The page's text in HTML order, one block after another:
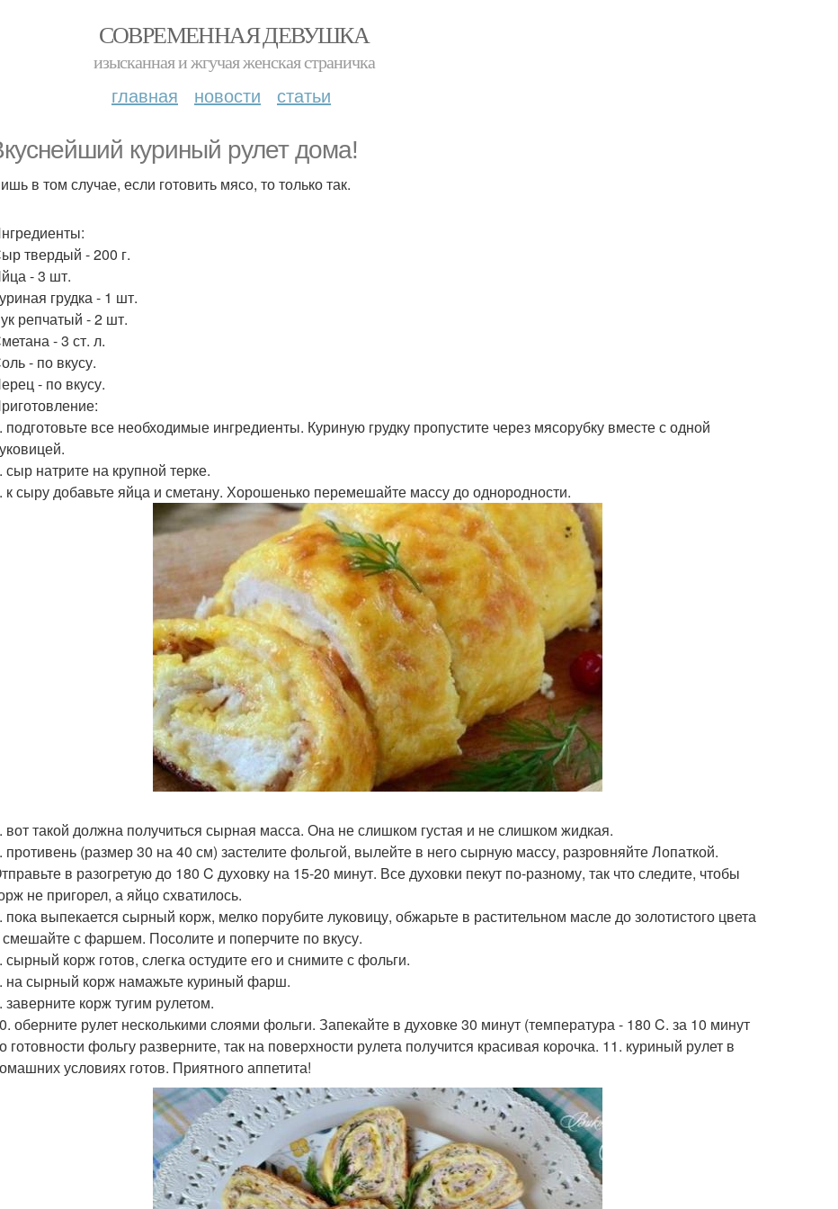
СОВРЕМЕННАЯ ДЕВУШКА
изысканная и жгучая женская страничка
главная новости статьи
куриный рулет дома!
в том случае, если готовить мясо, то только так.
твердый - 200 г.
- 3 шт.
грудка - 1 шт.
репчатый - 2 шт.
- 3 ст. л.
- по вкусу.
- по вкусу.
подготовьте все необходимые ингредиенты. Куриную грудку пропустите через мясорубку вместе с одной
сыр натрите на крупной терке.
к сыру добавьте яйца и сметану. Хорошенько перемешайте массу до однородности.
вот такой должна получиться сырная масса. Она не слишком густая и не слишком жидкая.
противень (размер 30 на 40 см) застелите фольгой, вылейте в него сырную массу, разровняйте Лопаткой.
в разогретую до 180 C духовку на 15-20 минут. Все духовки пекут по-разному, так что следите, чтобы
не пригорел, а яйцо схватилось.
пока выпекается сырный корж, мелко порубите луковицу, обжарьте в растительном масле до золотистого цвета
смешайте с фаршем. Посолите и поперчите по вкусу.
сырный корж готов, слегка остудите его и снимите с фольги.
на сырный корж намажьте куриный фарш.
заверните корж тугим рулетом.
оберните рулет несколькими слоями фольги. Запекайте в духовке 30 минут (температура - 180 C. за 10 минут
готовности фольгу разверните, так на поверхности рулета получится красивая корочка. 11. куриный рулет в
условиях готов. Приятного аппетита!